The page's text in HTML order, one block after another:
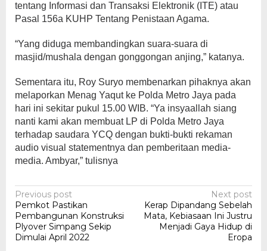
tentang Informasi dan Transaksi Elektronik (ITE) atau
Pasal 156a KUHP Tentang Penistaan Agama.
“Yang diduga membandingkan suara-suara di
masjid/mushala dengan gonggongan anjing,” katanya.
Sementara itu, Roy Suryo membenarkan pihaknya akan
melaporkan Menag Yaqut ke Polda Metro Jaya pada
hari ini sekitar pukul 15.00 WIB. “Ya insyaallah siang
nanti kami akan membuat LP di Polda Metro Jaya
terhadap saudara YCQ dengan bukti-bukti rekaman
audio visual statementnya dan pemberitaan media-
media. Ambyar,” tulisnya
Post
navigation
Previous post
Pemkot Pastikan
Pembangunan Konstruksi
Plyover Simpang Sekip
Dimulai April 2022
Next post
Kerap Dipandang Sebelah
Mata, Kebiasaan Ini Justru
Menjadi Gaya Hidup di
Eropa